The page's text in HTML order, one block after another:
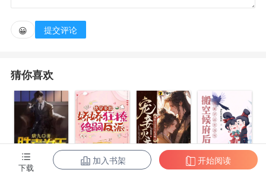
人：）】 【以后不要再气我老公了哈】 - “我对你
的偏爱，是我讨厌跟薄荷有关的一切，而你是我唯一的
😀 提交评论
猜你喜欢
陈东王楠楠
快穿多胎，娇 宠妾灭妻？神 搬空候府后，
下载
加入书架 开始阅读